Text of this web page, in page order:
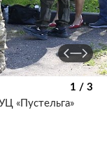
1 / 3
«Пустельга»